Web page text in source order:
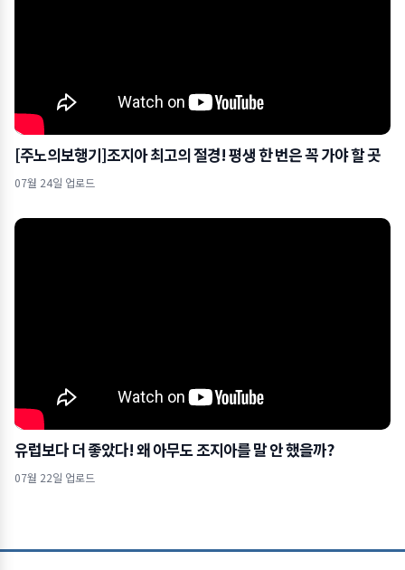
[주노의보행기]조지아 최고의 절경! 평생 한 번은 꼭 가야 할 곳
07월 24일 업로드
유럽보다 더 좋았다! 왜 아무도 조지아를 말 안 했을까?
07월 22일 업로드